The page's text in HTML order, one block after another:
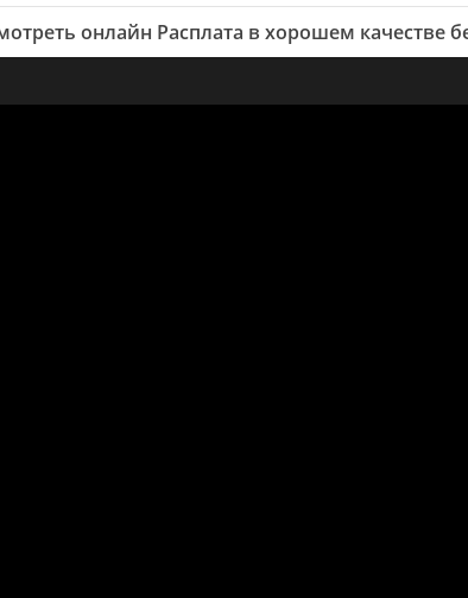
онлайн Расплата в хорошем качестве